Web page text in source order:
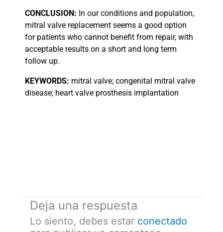
CONCLUSION: In our conditions and population,
mitral valve replacement seems a good option
for patients who cannot benefit from repair, with
acceptable results on a short and long term
follow up.
KEYWORDS: mitral valve; congenital mitral valve
disease; heart valve prosthesis implantation
Deja una respuesta
Lo siento, debes estar conectado